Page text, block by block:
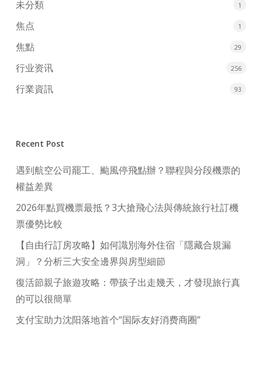
未分類 1
焦点 1
焦點 29
行业资讯 256
行業資訊 93
Recent Post
遇到航空公司罷工、颱風停飛點辦？聯程與分段機票的
權益差異
2026年點買機票最抵？3大搶飛心法與傳統旅行社訂機
票優勢比較
【自由行訂房攻略】如何識別海外住宿「隱藏合規漏
洞」？分析三大安全邊界與房型細節
復活節親子旅遊攻略：帶孩子出走幾天，才發現旅行真
的可以很簡單
支付宝助力沈阳落地首个“国际友好消费商圈”